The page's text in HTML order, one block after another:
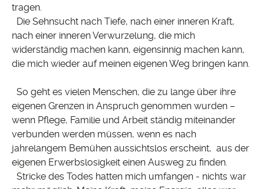
tragen.
Die Sehnsucht nach Tiefe, nach einer inneren Kraft,
nach einer inneren Verwurzelung, die mich
widerständig machen kann, eigensinnig machen kann,
die mich wieder auf meinen eigenen Weg bringen kann.
So geht es vielen Menschen, die zu lange über ihre
eigenen Grenzen in Anspruch genommen wurden –
wenn Pflege, Familie und Arbeit ständig miteinander
verbunden werden müssen, wenn es nach
jahrelangem Bemühen aussichtslos erscheint, aus der
eigenen Erwerbslosigkeit einen Ausweg zu finden.
Stricke des Todes hatten mich umfangen - nichts war